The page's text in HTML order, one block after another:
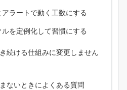
ラートで動く工数にする
を定例化して習慣にする
続ける仕組みに変更しません
ないときによくある質問